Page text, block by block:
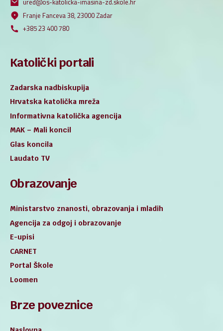
ured@os-katolicka-imasina-zd.skole.hr
Franje Fanceva 38, 23000 Zadar
+385 23 400 780
Katolički portali
Zadarska nadbiskupija
Hrvatska katolička mreža
Informativna katolička agencija
MAK – Mali koncil
Glas koncila
Laudato TV
Obrazovanje
Ministarstvo znanosti, obrazovanja i mladih
Agencija za odgoj i obrazovanje
E-upisi
CARNET
Portal Škole
Loomen
Brze poveznice